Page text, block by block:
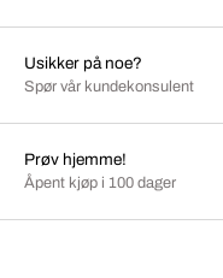
Usikker på noe?
Spør vår kundekonsulent
Prøv hjemme!
Åpent kjøp i 100 dager